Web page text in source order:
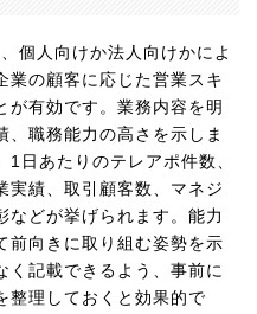
個人向けか法人向けかによ
業の顧客に応じた営業スキ
が有効です。業務内容を明
、職務能力の高さを示しま
日あたりのテレアポ件数、
実績、取引顧客数、マネジ
などが挙げられます。能力
前向きに取り組む姿勢を示
く記載できるよう、事前に
整理しておくと効果的で